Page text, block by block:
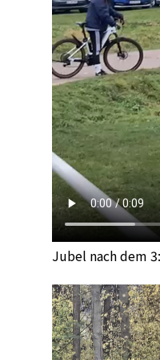
Jubel nach dem